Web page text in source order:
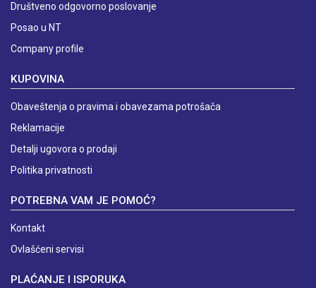
Društveno odgovorno poslovanje
Posao u NT
Company profile
KUPOVINA
Obaveštenja o pravima i obavezama potrošača
Reklamacije
Detalji ugovora o prodaji
Politika privatnosti
POTREBNA VAM JE POMOĆ?
Kontakt
Ovlašćeni servisi
PLAĆANJE I ISPORUKA